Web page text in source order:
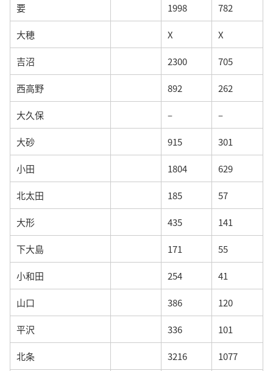
要 1998 782
大穂 X X
吉沼 2300 705
西高野 892 262
大久保 – –
大砂 915 301
小田 1804 629
北太田 185 57
大形 435 141
下大島 171 55
小和田 254 41
山口 386 120
平沢 336 101
北条 3216 1077